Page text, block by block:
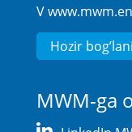
V
Hozir
MWM-ga